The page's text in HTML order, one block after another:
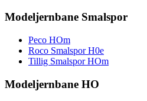
Modeljernbane Smalspor
Peco HOm
Roco Smalspor H0e
Tillig Smalspor HOm
Modeljernbane HO